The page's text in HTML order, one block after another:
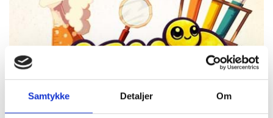
Samtykke Detaljer Om